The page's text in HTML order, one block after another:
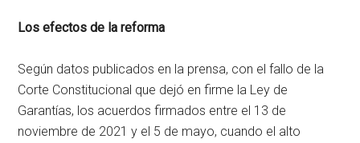
Los efectos de la reforma
Según datos publicados en la prensa, con el fallo de la
Corte Constitucional que dejó en firme la Ley de
Garantías, los acuerdos firmados entre el 13 de
noviembre de 2021 y el 5 de mayo, cuando el alto